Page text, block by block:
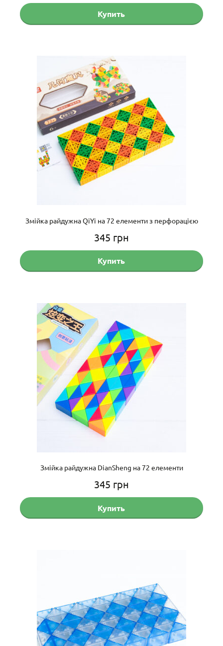
Купить
Змійка райдужна QiYi на 72 елементи з перфорацією
345 грн
Купить
Змійка райдужна DianSheng на 72 елементи
345 грн
Купить